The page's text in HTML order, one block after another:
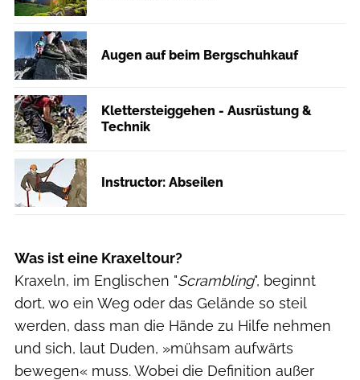
Augen auf beim Bergschuhkauf
Klettersteiggehen - Ausrüstung &
Technik
Instructor: Abseilen
Was ist eine Kraxeltour?
Kraxeln, im Englischen "Scrambling", beginnt
dort, wo ein Weg oder das Gelände so steil
werden, dass man die Hände zu Hilfe nehmen
und sich, laut Duden, »mühsam aufwärts
bewegen« muss. Wobei die Definition außer